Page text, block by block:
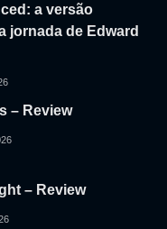
a versão
jornada de Edward
– Review
– Review